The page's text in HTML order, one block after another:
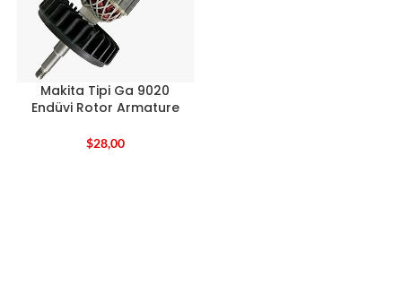
Makita Tipi Ga 9020
Endüvi Rotor Armature
$28,00